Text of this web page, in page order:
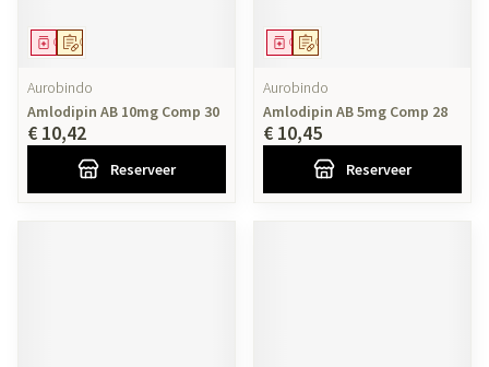
Op voorschrift
Geneesmiddel
Aurobindo
Amlodipin AB 10mg Comp 30
€ 10,42
Reserveer
Op voorschrift
Geneesmiddel
Aurobindo
Amlodipin AB 5mg Comp 28
€ 10,45
Reserveer